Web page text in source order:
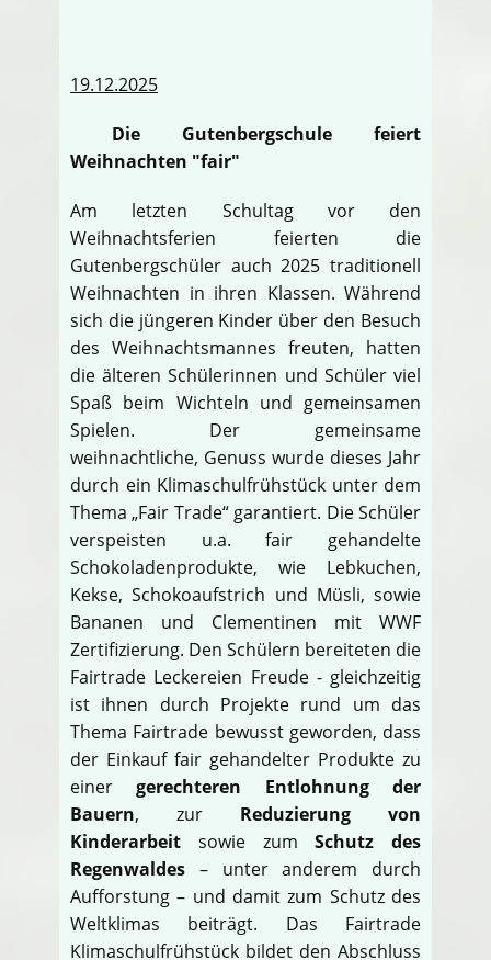
19.12.2025
Die Gutenbergschule feiert
Weihnachten "fair"
Am letzten Schultag vor den
Weihnachtsferien feierten die
Gutenbergschüler auch 2025 traditionell
Weihnachten in ihren Klassen. Während
sich die jüngeren Kinder über den Besuch
des Weihnachtsmannes freuten, hatten
die älteren Schülerinnen und Schüler viel
Spaß beim Wichteln und gemeinsamen
Spielen. Der gemeinsame
weihnachtliche, Genuss wurde dieses Jahr
durch ein Klimaschulfrühstück unter dem
Thema „Fair Trade“ garantiert. Die Schüler
verspeisten u.a. fair gehandelte
Schokoladenprodukte, wie Lebkuchen,
Kekse, Schokoaufstrich und Müsli, sowie
Bananen und Clementinen mit WWF
Zertifizierung. Den Schülern bereiteten die
Fairtrade Leckereien Freude - gleichzeitig
ist ihnen durch Projekte rund um das
Thema Fairtrade bewusst geworden, dass
der Einkauf fair gehandelter Produkte zu
einergerechteren Entlohnung der
Bauern, zur Reduzierung von
Kinderarbeit sowie zumSchutz des
Regenwaldes – unter anderem durch
Aufforstung – und damit zum Schutz des
Weltklimas beiträgt. Das Fairtrade
Klimaschulfrühstück bildet den Abschluss